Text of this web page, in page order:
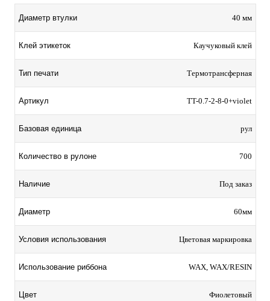
Диаметр втулки 40 мм
Клей этикеток Каучуковый клей
Тип печати Термотрансферная
Артикул TT-0.7-2-8-0+violet
Базовая единица рул
Количество в рулоне 700
Наличие Под заказ
Диаметр 60мм
Условия использования Цветовая маркировка
Использование риббона WAX, WAX/RESIN
Цвет Фиолетовый